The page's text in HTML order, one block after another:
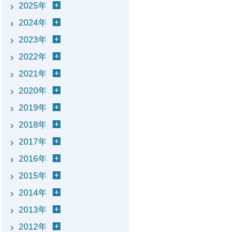
2025年
2024年
2023年
2022年
2021年
2020年
2019年
2018年
2017年
2016年
2015年
2014年
2013年
2012年